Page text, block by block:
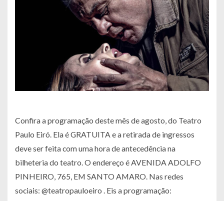
Confira a programação deste mês de agosto, do Teatro
Paulo Eiró. Ela é GRATUITA e a retirada de ingressos
deve ser feita com uma hora de antecedência na
bilheteria do teatro. O endereço é AVENIDA ADOLFO
PINHEIRO, 765, EM SANTO AMARO. Nas redes
sociais: @teatropauloeiro . Eis a programação: